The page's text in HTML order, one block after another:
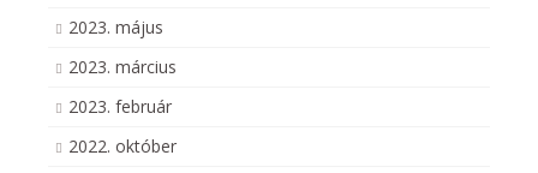
2023. május
2023. március
2023. február
2022. október